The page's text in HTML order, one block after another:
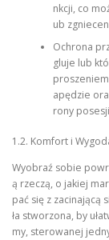
nkcji, co
ub
Ochrona
gluje lub
apędzie
rony
1.2. Komfort i
Wyobraź sobie
ą rzeczą, o jakiej
pać się z zacinającą
ła stworzona, by
my, sterowanej